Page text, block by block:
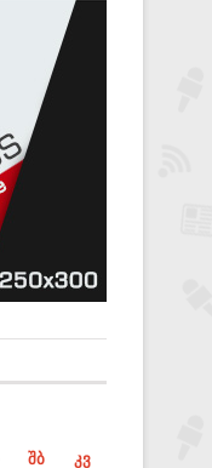
შბ
კვ